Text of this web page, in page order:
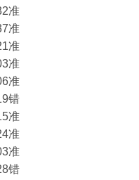
准
准
准
准
准
错
准
准
准
错